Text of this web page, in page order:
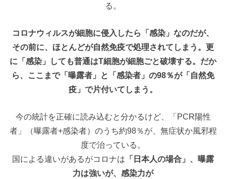
る。
コロナウィルスが細胞に侵入したら「感染」なのだが、
その前に、ほとんどが自然免疫で処理されてしまう。更
に「感染」しても普通はT細胞が細胞ごと破壊する。だか
ら、ここまで「曝露者」と「感染者」の98％が「自然免
疫」で片付いてしまう。
今の統計を正確に読み込むと分かるけど、「PCR陽性
者」（曝露者+感染者）のうち約98％が、無症状か風邪程
度で治っている。
国による違いがあるがコロナは 「日本人の場合」、曝露
力は強いが、感染力が